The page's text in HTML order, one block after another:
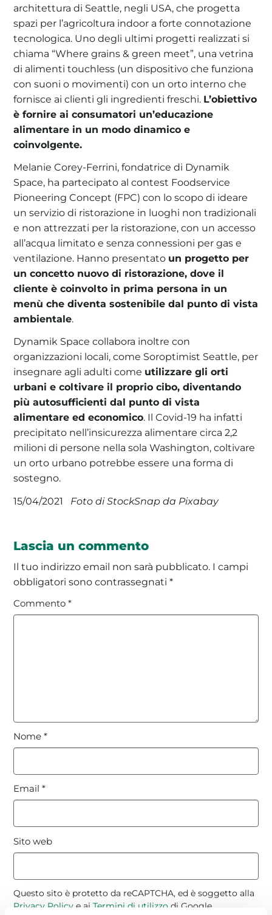
architettura di Seattle, negli USA, che progetta
spazi per l’agricoltura indoor a forte connotazione
tecnologica. Uno degli ultimi progetti realizzati si
chiama “Where grains & green meet”, una vetrina
di alimenti touchless (un dispositivo che funziona
con suoni o movimenti) con un orto interno che
fornisce ai clienti gli ingredienti freschi. L’obiettivo
è fornire ai consumatori un’educazione
alimentare in un modo dinamico e
coinvolgente.
Melanie Corey-Ferrini, fondatrice di Dynamik
Space, ha partecipato al contest Foodservice
Pioneering Concept (FPC) con lo scopo di ideare
un servizio di ristorazione in luoghi non tradizionali
e non attrezzati per la ristorazione, con un accesso
all’acqua limitato e senza connessioni per gas e
ventilazione. Hanno presentato un progetto per
un concetto nuovo di ristorazione, dove il
cliente è coinvolto in prima persona in un
menù che diventa sostenibile dal punto di vista
ambientale.
Dynamik Space collabora inoltre con
organizzazioni locali, come Soroptimist Seattle, per
insegnare agli adulti come utilizzare gli orti
urbani e coltivare il proprio cibo, diventando
più autosufficienti dal punto di vista
alimentare ed economico. Il Covid-19 ha infatti
precipitato nell’insicurezza alimentare circa 2,2
milioni di persone nella sola Washington, coltivare
un orto urbano potrebbe essere una forma di
sostegno.
15/04/2021 Foto di StockSnap da Pixabay
Lascia un commento
Il tuo indirizzo email non sarà pubblicato. I campi
obbligatori sono contrassegnati*
Commento*
Nome*
Email*
Sito web
Questo sito è protetto da reCAPTCHA, ed è soggetto alla
Privacy Policy e aiTermini di utilizzo di Google.